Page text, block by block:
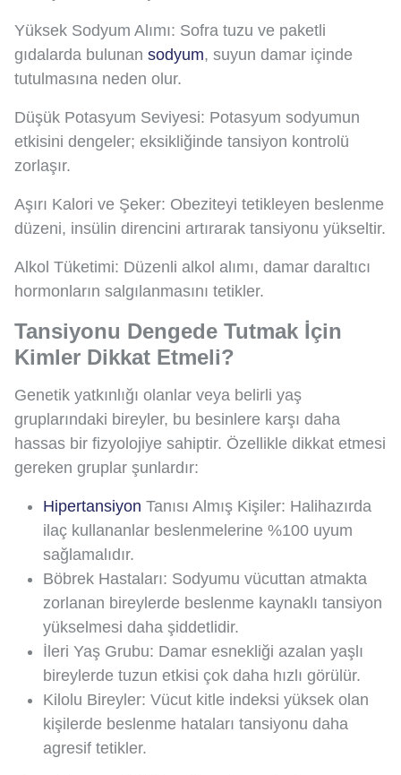
Yüksek Sodyum Alımı: Sofra tuzu ve paketli
gıdalarda bulunan sodyum, suyun damar içinde
tutulmasına neden olur.
Düşük Potasyum Seviyesi: Potasyum sodyumun
etkisini dengeler; eksikliğinde tansiyon kontrolü
zorlaşır.
Aşırı Kalori ve Şeker: Obeziteyi tetikleyen beslenme
düzeni, insülin direncini artırarak tansiyonu yükseltir.
Alkol Tüketimi: Düzenli alkol alımı, damar daraltıcı
hormonların salgılanmasını tetikler.
Tansiyonu Dengede Tutmak İçin
Kimler Dikkat Etmeli?
Genetik yatkınlığı olanlar veya belirli yaş
gruplarındaki bireyler, bu besinlere karşı daha
hassas bir fizyolojiye sahiptir. Özellikle dikkat etmesi
gereken gruplar şunlardır:
Hipertansiyon Tanısı Almış Kişiler: Halihazırda
ilaç kullananlar beslenmelerine %100 uyum
sağlamalıdır.
Böbrek Hastaları: Sodyumu vücuttan atmakta
zorlanan bireylerde beslenme kaynaklı tansiyon
yükselmesi daha şiddetlidir.
İleri Yaş Grubu: Damar esnekliği azalan yaşlı
bireylerde tuzun etkisi çok daha hızlı görülür.
Kilolu Bireyler: Vücut kitle indeksi yüksek olan
kişilerde beslenme hataları tansiyonu daha
agresif tetikler.